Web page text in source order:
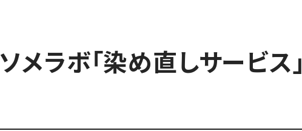
ソメラボ「染め直しサービス」